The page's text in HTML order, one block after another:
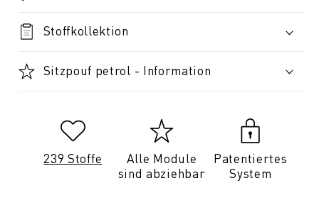
Stoffkollektion
Sitzpouf petrol - Information
239 Stoffe
Alle Module
sind abziehbar
Patentiertes
System